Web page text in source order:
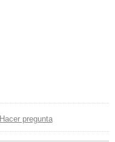
Hacer pregunta